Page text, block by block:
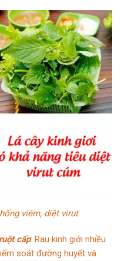
viêm, diệt virut
cấp: Rau kinh giới nhiều
soát đường huyết và